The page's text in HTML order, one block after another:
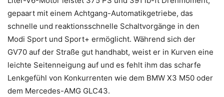
gepaart mit einem Achtgang-Automatikgetriebe, das
schnelle und reaktionsschnelle Schaltvorgänge in den
Modi Sport und Sport+ ermöglicht. Während sich der
GV70 auf der Straße gut handhabt, weist er in Kurven eine
leichte Seitenneigung auf und es fehlt ihm das scharfe
Lenkgefühl von Konkurrenten wie dem BMW X3 M50 oder
dem Mercedes-AMG GLC43.